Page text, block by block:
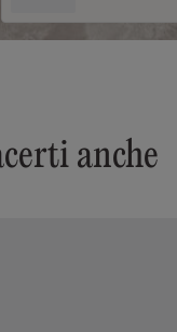
anche